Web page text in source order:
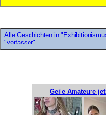
Alle Geschichten in
"verfasser"
Geile Amateure